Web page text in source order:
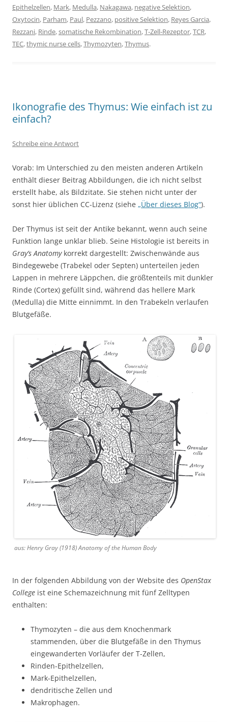
Epithelzellen, Mark, Medulla, Nakagawa, negative Selektion,
Oxytocin, Parham, Paul, Pezzano, positive Selektion, Reyes Garcia,
Rezzani, Rinde,somatische Rekombination,T-Zell-Rezeptor,TCR,
TEC,thymic nurse cells,Thymozyten,Thymus.
Ikonografie des Thymus: Wie einfach ist zu
einfach?
Schreibe eine Antwort
Vorab: Im Unterschied zu den meisten anderen Artikeln
enthält dieser Beitrag Abbildungen, die ich nicht selbst
erstellt habe, als Bildzitate. Sie stehen nicht unter der
sonst hier üblichen CC-Lizenz (siehe „Über dieses Blog“).
Der Thymus ist seit der Antike bekannt, wenn auch seine
Funktion lange unklar blieb. Seine Histologie ist bereits in
Gray’s Anatomykorrekt dargestellt: Zwischenwände aus
Bindegewebe (Trabekel oder Septen) unterteilen jeden
Lappen in mehrere Läppchen, die größtenteils mit dunkler
Rinde (Cortex) gefüllt sind, während das hellere Mark
(Medulla) die Mitte einnimmt. In den Trabekeln verlaufen
Blutgefäße.
aus: Henry Gray (1918) Anatomy of the Human Body
In der folgenden Abbildung von der Website des OpenStax
College ist eine Schemazeichnung mit fünf Zelltypen
enthalten:
Thymozyten – die aus dem Knochenmark
stammenden, über die Blutgefäße in den Thymus
eingewanderten Vorläufer der T-Zellen,
Rinden-Epithelzellen,
Mark-Epithelzellen,
dendritische Zellen und
Makrophagen.